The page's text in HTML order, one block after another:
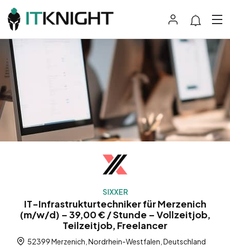
SIXXER
IT-Infrastrukturtechniker für Merzenich
(m/w/d) – 39,00 € / Stunde – Vollzeitjob,
Teilzeitjob, Freelancer
52399 Merzenich, Nordrhein-Westfalen, Deutschland